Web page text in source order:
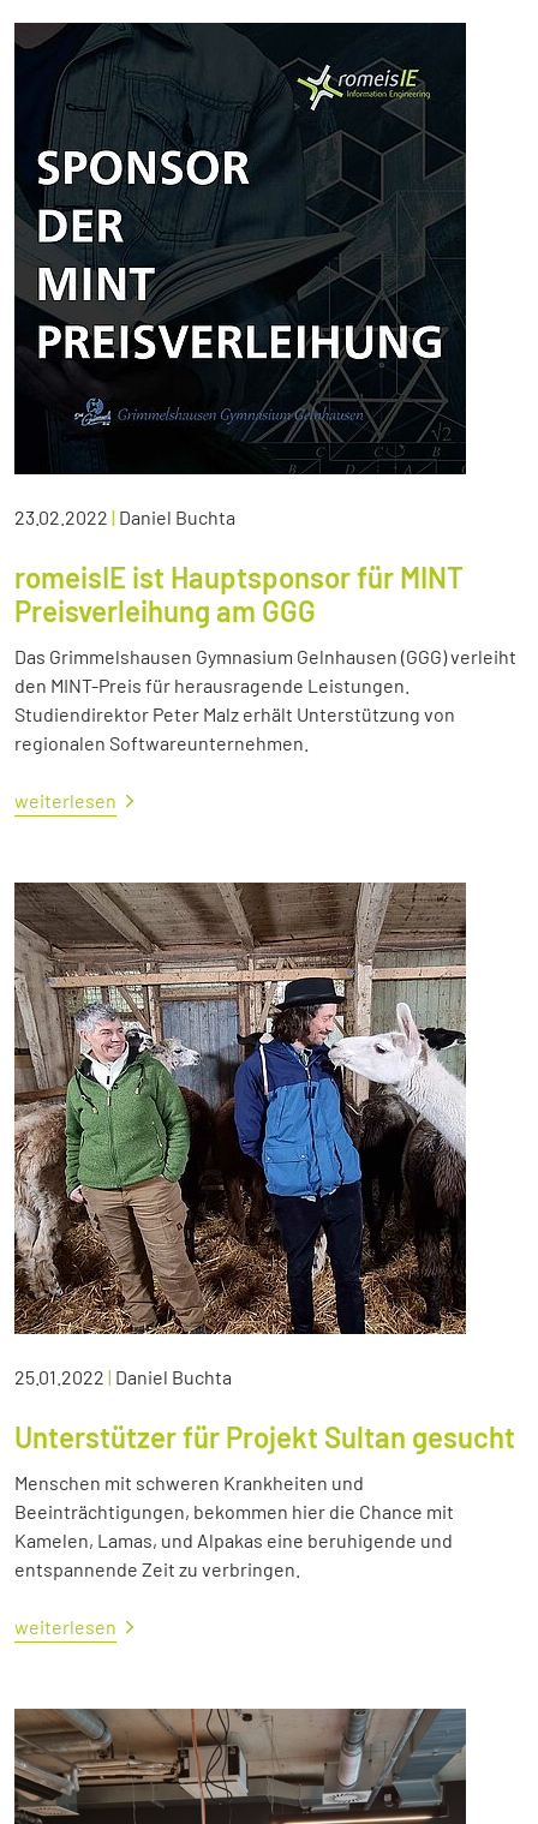
23.02.2022 | Daniel Buchta
romeisIE ist Hauptsponsor für MINT
Preisverleihung am GGG
Das Grimmelshausen Gymnasium Gelnhausen (GGG) verleiht
den MINT-Preis für herausragende Leistungen.
Studiendirektor Peter Malz erhält Unterstützung von
regionalen Softwareunternehmen.
weiterlesen
25.01.2022 | Daniel Buchta
Unterstützer für Projekt Sultan gesucht
Menschen mit schweren Krankheiten und
Beeinträchtigungen, bekommen hier die Chance mit
Kamelen, Lamas, und Alpakas eine beruhigende und
entspannende Zeit zu verbringen.
weiterlesen